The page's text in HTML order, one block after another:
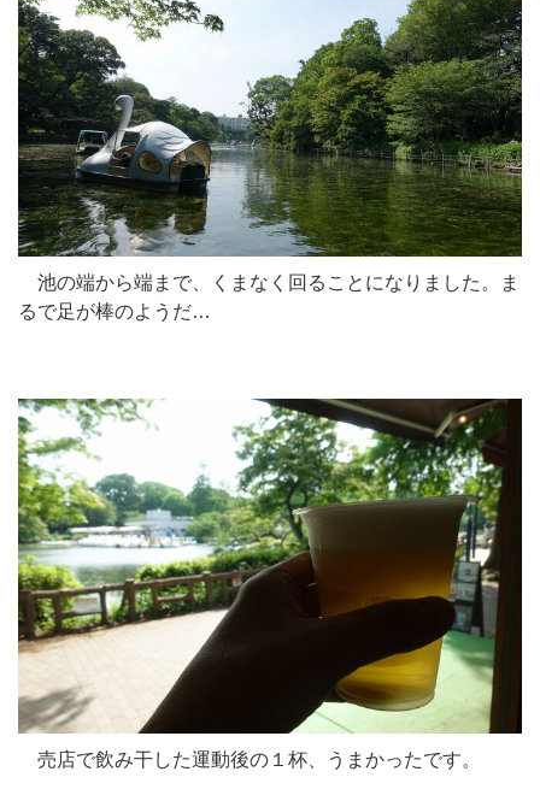
池の端から端まで、くまなく回ることになりました。ま
るで足が棒のようだ…
売店で飲み干した運動後の１杯、うまかったです。